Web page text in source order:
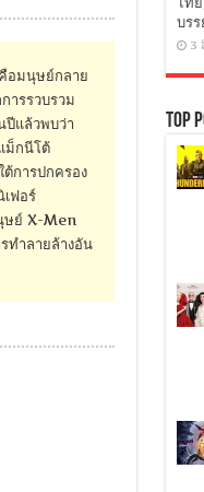
อมนุษย์กลาย
ารรวบรวม
ปีแล้วพบว่า
ม็กนีโต้
การปกครอง
ฟอร์
ษย์ X-Men
ทำลายล้างอัน
บร
3
Top